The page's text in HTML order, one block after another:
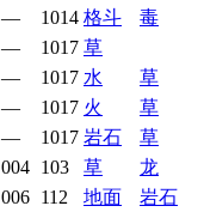
— 1014 格斗
毒
— 1017 草
— 1017 水
草
— 1017 火
草
— 1017 岩石
草
004 103 草
龙
006 112 地面 岩石